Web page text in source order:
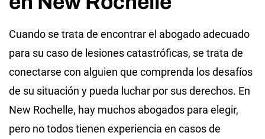
Cuando se trata de encontrar el abogado adecuado
para su caso de lesiones catastróficas, se trata de
conectarse con alguien que comprenda los desafíos
de su situación y pueda luchar por sus derechos. En
New Rochelle, hay muchos abogados para elegir,
pero no todos tienen experiencia en casos de